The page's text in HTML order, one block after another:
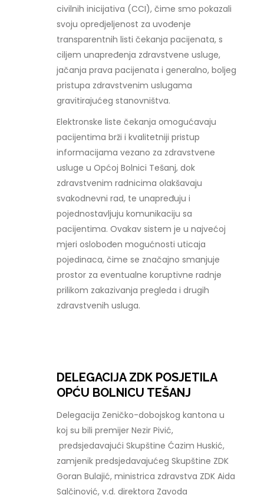
civilnih inicijativa (CCI), čime smo pokazali
svoju opredjeljenost za uvođenje
transparentnih listi čekanja pacijenata, s
ciljem unapređenja zdravstvene usluge,
jačanja prava pacijenata i generalno, boljeg
pristupa zdravstvenim uslugama
gravitirajućeg stanovništva.
Elektronske liste čekanja omogućavaju
pacijentima brži i kvalitetniji pristup
informacijama vezano za zdravstvene
usluge u Općoj Bolnici Tešanj, dok
zdravstvenim radnicima olakšavaju
svakodnevni rad, te unapređuju i
pojednostavljuju komunikaciju sa
pacijentima. Ovakav sistem je u najvećoj
mjeri oslobođen mogućnosti uticaja
pojedinaca, čime se značajno smanjuje
prostor za eventualne koruptivne radnje
prilikom zakazivanja pregleda i drugih
zdravstvenih usluga.
DELEGACIJA ZDK POSJETILA
OPĆU BOLNICU TEŠANJ
Delegacija Zeničko-dobojskog kantona u
koj su bili premijer Nezir Pivić,
predsjedavajući Skupštine Ćazim Huskić,
zamjenik predsjedavajućeg Skupštine ZDK
Goran Bulajić, ministrica zdravstva ZDK Aida
Salčinović, v.d. direktora Zavoda